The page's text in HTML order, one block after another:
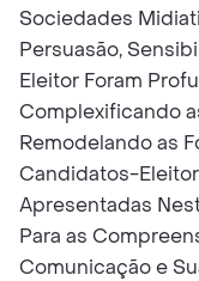
Sociedades
Persuasão,
Eleitor Foram
Complexificando
Remodelando as
Candidatos-
Apresentadas
Para as
Comunicação e